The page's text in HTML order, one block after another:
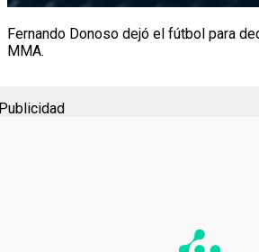
Fernando Donoso dejó el fútbol para
MMA.